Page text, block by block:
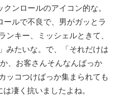
ンロールのアイコン的な。
ールで不良で、男がガッとラ
キー、ミッシェルときて、
みたいな。で、「それだけは
、お客さんそんなんばっか
ッコつけばっか集まられても
凄く抗いましたよね。